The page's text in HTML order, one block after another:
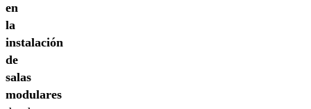
en
la
instalación
de
salas
modulares